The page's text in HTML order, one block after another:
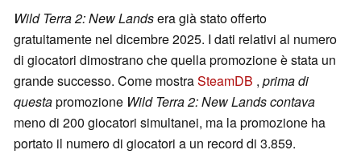
Wild Terra 2: New Landsera già stato offerto
gratuitamente nel dicembre 2025. I dati relativi al numero
di giocatori dimostrano che quella promozione è stata un
grande successo. Come mostraSteamDB , prima di
questapromozione Wild Terra 2: New Lands contava
meno di 200 giocatori simultanei, ma la promozione ha
portato il numero di giocatori a un record di 3.859.